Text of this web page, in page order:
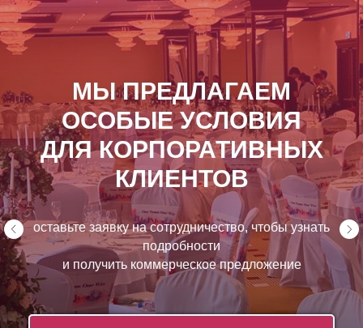
ПОСМОТРИТЕ БУКЕТЫ,
КОТОРЫЕ СЕЙЧАС
УЧАСТВУЮТ В АКЦИЯХ
и выберите великолепный букет или композицию
С ЭКОНОМИЕЙ ДО 40%!